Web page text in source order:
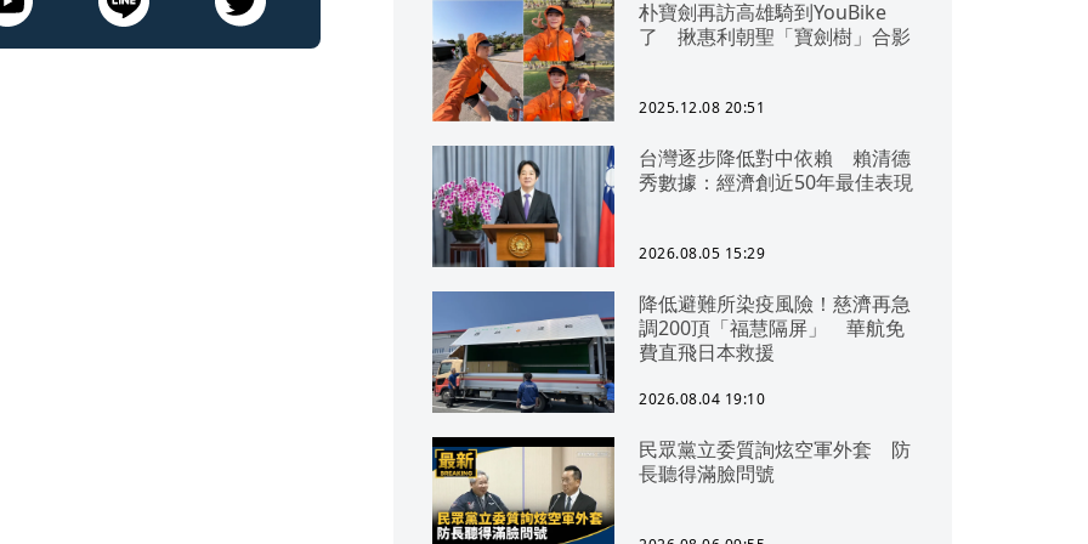
朴寶劍再訪高雄騎到YouBike
了 揪惠利朝聖「寶劍樹」合影
2025.12.08 20:51
台灣逐步降低對中依賴 賴清德
秀數據：經濟創近50年最佳表現
2026.08.05 15:29
降低避難所染疫風險！慈濟再急
調200頂「福慧隔屏」 華航免
費直飛日本救援
2026.08.04 19:10
民眾黨立委質詢炫空軍外套 防
長聽得滿臉問號